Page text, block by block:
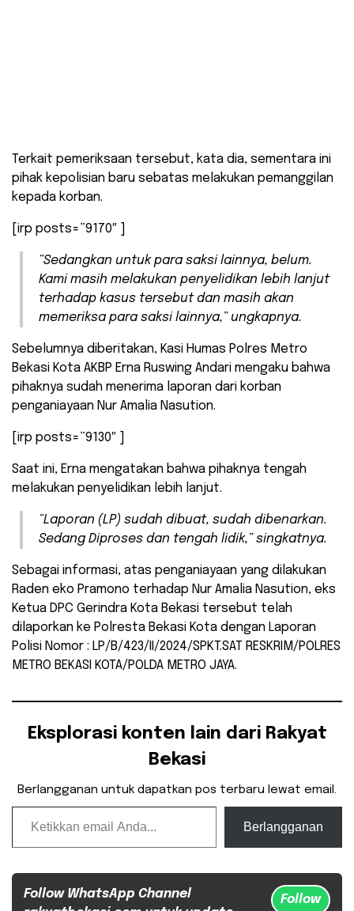
Terkait pemeriksaan tersebut, kata dia, sementara ini
pihak kepolisian baru sebatas melakukan pemanggilan
kepada korban.
[irp posts=”9170″ ]
“Sedangkan untuk para saksi lainnya, belum.
Kami masih melakukan penyelidikan lebih lanjut
terhadap kasus tersebut dan masih akan
memeriksa para saksi lainnya,” ungkapnya.
Sebelumnya diberitakan, Kasi Humas Polres Metro
Bekasi Kota AKBP Erna Ruswing Andari mengaku bahwa
pihaknya sudah menerima laporan dari korban
penganiayaan Nur Amalia Nasution.
[irp posts=”9130″ ]
Saat ini, Erna mengatakan bahwa pihaknya tengah
melakukan penyelidikan lebih lanjut.
“Laporan (LP) sudah dibuat, sudah dibenarkan.
Sedang Diproses dan tengah lidik,” singkatnya.
Sebagai informasi, atas penganiayaan yang dilakukan
Raden eko Pramono terhadap Nur Amalia Nasution, eks
Ketua DPC Gerindra Kota Bekasi tersebut telah
dilaporkan ke Polresta Bekasi Kota dengan Laporan
Polisi Nomor : LP/B/423/II/2024/SPKT.SAT RESKRIM/POLRES
METRO BEKASI KOTA/POLDA METRO JAYA.
Eksplorasi konten lain dari Rakyat
Bekasi
Berlangganan untuk dapatkan pos terbaru lewat email.
Ketikkan email Anda...
Berlangganan
Follow WhatsApp Channel
Follow